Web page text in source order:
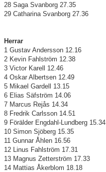
28 Saga Svanborg 27.35
29 Catharina Svanborg 27.36
Herrar
1 Gustav Andersson 12.16
2 Kevin Fahlström 12.38
3 Victor Karell 12.46
4 Oskar Albertsen 12.49
5 Mikael Gardell 13.15
6 Elias Säfström 14.06
7 Marcus Rejås 14.34
8 Fredrik Carlsson 14.51
9 Förälder Engdahl-Lundberg 15.34
10 Simon Sjöberg 15.35
11 Gunnar Åhlen 16.56
12 Linus Fahlström 17.31
13 Magnus Zetterström 17.33
14 Mattias Åkerblom 18.18